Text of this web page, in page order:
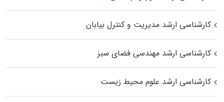
کارشناسی ارشد مدیریت و کنترل بیابان
کارشناسی ارشد مهندسی فضای سبز
کارشناسی ارشد علوم محیط‌ زیست